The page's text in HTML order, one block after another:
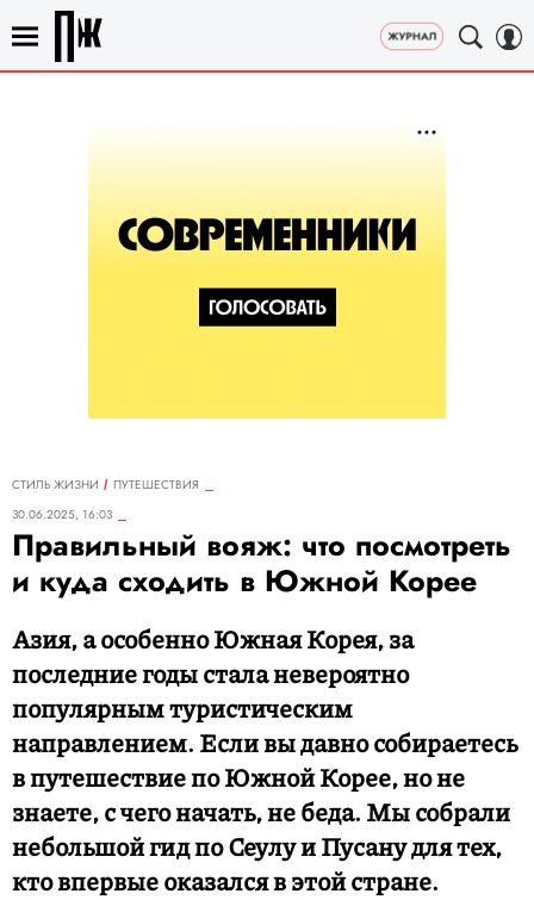
СТИЛЬ ЖИЗНИ
ПУТЕШЕСТВИЯ
30.06.2025, 16:03
Правильный вояж: что посмотреть
и куда сходить в Южной Корее
Азия, а особенно Южная Корея, за
последние годы стала невероятно
популярным туристическим
направлением. Если вы давно собираетесь
в путешествие по Южной Корее, но не
знаете, с чего начать, не беда. Мы собрали
небольшой гид по Сеулу и Пусану для тех,
кто впервые оказался в этой стране.